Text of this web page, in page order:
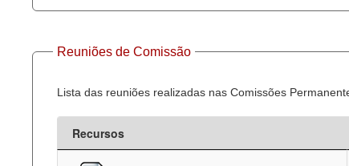
Reuniões de Comissão
Lista das reuniões realizadas nas Comissões
Recursos